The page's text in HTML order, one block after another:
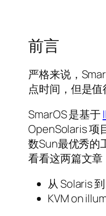
前言
严格来说，
点时间，但是值
SmarOS 是基于
OpenSolaris 项
数Sun最优秀的
看看这两篇文章
从 Solaris
KVM on